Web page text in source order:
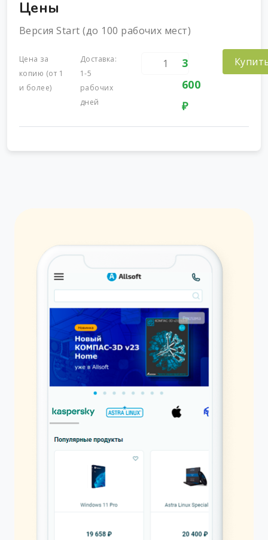
Цены
Версия Start (до 100 рабочих мест)
Цена за
копию (от 1
и более)
Доставка:
1-5
рабочих
дней
3
600
₽